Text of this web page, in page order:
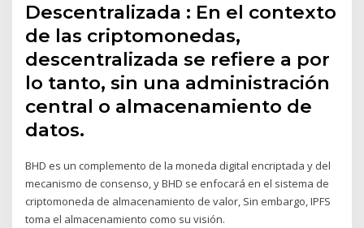
Descentralizada : En el contexto
de las criptomonedas,
descentralizada se refiere a por
lo tanto, sin una administración
central o almacenamiento de
datos.
BHD es un complemento de la moneda digital encriptada y del
mecanismo de consenso, y BHD se enfocará en el sistema de
criptomoneda de almacenamiento de valor, Sin embargo, IPFS
toma el almacenamiento como su visión.